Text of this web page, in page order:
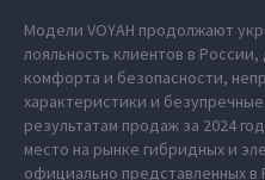
Модели VOYAH продолжают
лояльность клиентов в
комфорта и безопасности,
характеристики и
результатам продаж за 2024
место на рынке гибридных и
официально представленных в